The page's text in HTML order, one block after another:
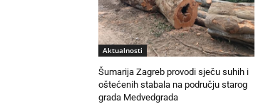
Aktualnosti
Šumarija Zagreb provodi sječu suhih i
oštećenih stabala na području starog
grada Medvedgrada